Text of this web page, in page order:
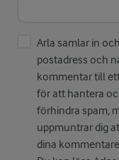
Arla samlar in
postadress och
kommentar till
för att hantera
förhindra spam,
uppmuntrar dig
dina